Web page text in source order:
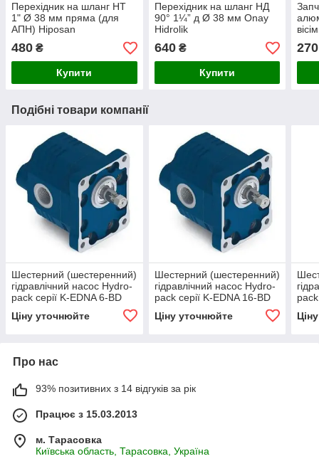
Перехідник на шланг НТ
1" Ø 38 мм пряма (для
АПН) Hiposan
480 ₴
Купити
Перехідник на шланг НД
90° 1¼” д Ø 38 мм Onay
Hidrolik
640₴
Купити
270
Подібні товари компанії
Шестерний (шестеренний)
гідравлічний насос Hydro-
pack серії K-EDNA 6-BD
Ціну уточнюйте
Шестерний (шестеренний)
гідравлічний насос Hydro-
pack серії K-EDNA 16-BD
Ціну уточнюйте
Про нас
93% позитивних з 14 відгуків за рік
Працює з 15.03.2013
м. Тарасовка
Київська область, Тарасовка, Україна